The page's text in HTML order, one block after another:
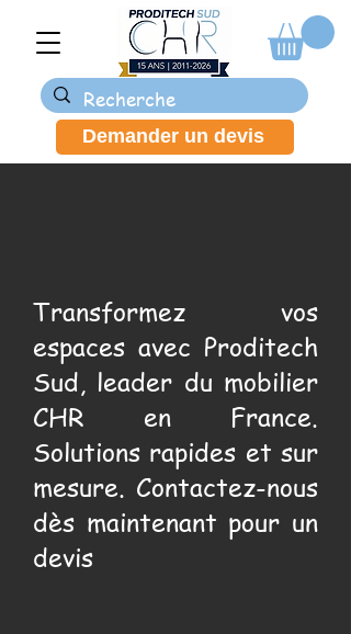
Demander un devis
Transformez vos
espaces avec Proditech
Sud, leader du mobilier
CHR en France.
Solutions rapides et sur
mesure. Contactez-nous
dès maintenant pour un
devis